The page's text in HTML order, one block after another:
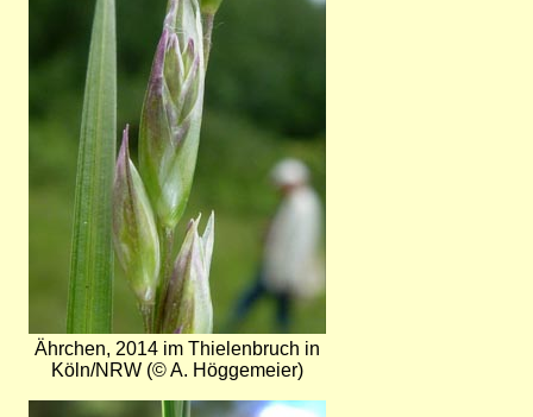
Ährchen, 2014 im Thielenbruch in
Köln/NRW (© A. Höggemeier)